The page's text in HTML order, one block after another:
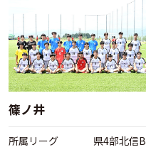
篠ノ井
所属リーグ 県4部北信B